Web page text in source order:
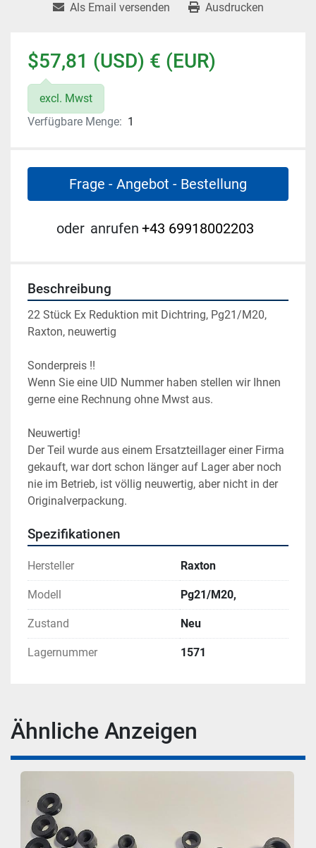
Als Email versenden Ausdrucken
$57,81 (USD) € (EUR)
excl. Mwst
Verfügbare Menge: 1
Frage - Angebot - Bestellung
oder anrufen +43 69918002203
Beschreibung
22 Stück Ex Reduktion mit Dichtring, Pg21/M20,
Raxton, neuwertig
Sonderpreis !!
Wenn Sie eine UID Nummer haben stellen wir Ihnen
gerne eine Rechnung ohne Mwst aus.
Neuwertig!
Der Teil wurde aus einem Ersatzteillager einer Firma
gekauft, war dort schon länger auf Lager aber noch
nie im Betrieb, ist völlig neuwertig, aber nicht in der
Originalverpackung.
Spezifikationen
Hersteller Raxton
Modell Pg21/M20,
Zustand Neu
Lagernummer 1571
Ähnliche Anzeigen